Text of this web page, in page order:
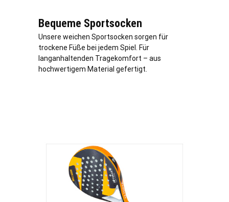
Bequeme Sportsocken
Unsere weichen Sportsocken sorgen für
trockene Füße bei jedem Spiel. Für
langanhaltenden Tragekomfort – aus
hochwertigem Material gefertigt.